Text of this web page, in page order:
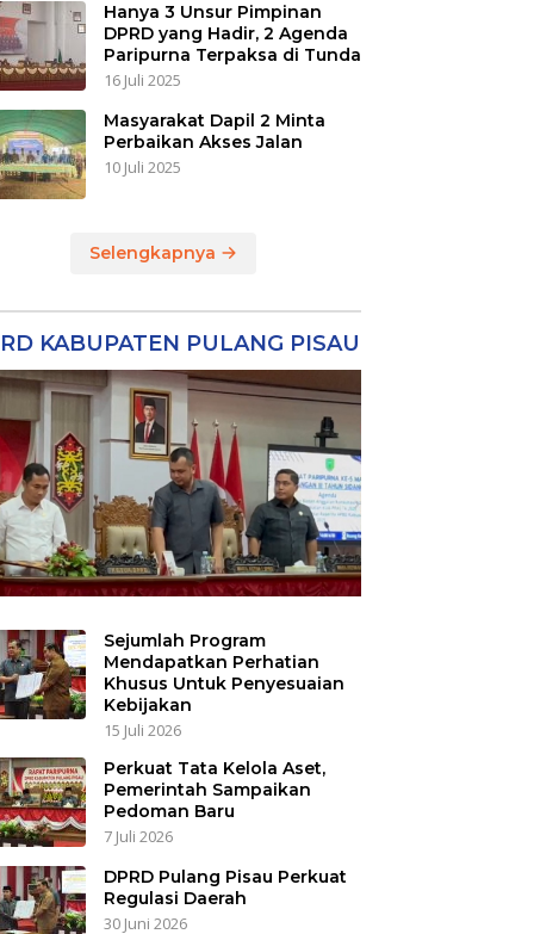
Hanya 3 Unsur Pimpinan
DPRD yang Hadir, 2 Agenda
Paripurna Terpaksa di Tunda
16 Juli 2025
Masyarakat Dapil 2 Minta
Perbaikan Akses Jalan
10 Juli 2025
Selengkapnya
KABUPATEN PULANG PISAU
Sejumlah Program
Mendapatkan Perhatian
Khusus Untuk Penyesuaian
Kebijakan
15 Juli 2026
Perkuat Tata Kelola Aset,
Pemerintah Sampaikan
Pedoman Baru
7 Juli 2026
DPRD Pulang Pisau Perkuat
Regulasi Daerah
30 Juni 2026